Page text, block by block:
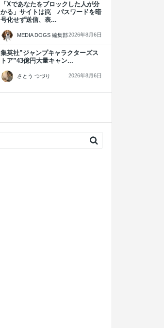
「Xであなたをブロックした人が分
かる」サイトは罠 パスワードを暗
号化せず送信、表...
MEDIA DOGS 編集部2026年8月6日
集英社”ジャンプキャラクターズス
トア”43億円大量キャン...
さとう つづり 2026年8月6日